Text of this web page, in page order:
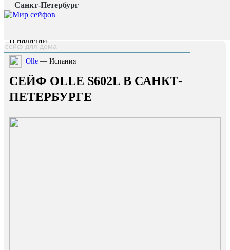
Санкт-Петербург
Главная страница /
Каталог /
В наличии
Olle — Испания
СЕЙФ OLLE S602L В САНКТ-
ПЕТЕРБУРГЕ